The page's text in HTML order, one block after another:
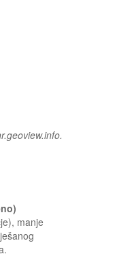
manje